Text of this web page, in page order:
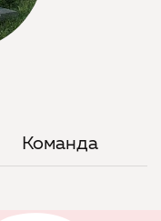
Команда